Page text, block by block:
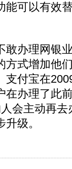
能可以有效
办理网银
方式增加他
付宝在
在办理了此
会主动再
级。